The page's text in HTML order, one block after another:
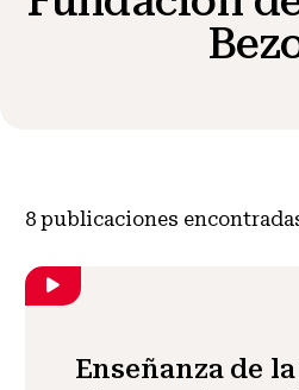
Noticias y Eventos
8 publicaciones
Enseñanza de